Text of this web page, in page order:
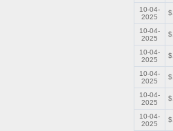
10-04-
2025
10-04-
2025
10-04-
2025
10-04-
2025
10-04-
2025
10-04-
2025